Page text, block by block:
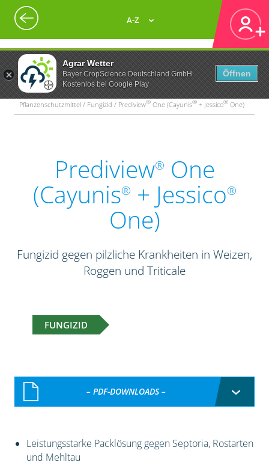
Agrar Wetter
Bayer CropScience Deutschland GmbH
Kostenlos bei Google Play
Öffnen
A-Z
Pflanzenschutzmittel / Fungizid / Prediview® One (Cayunis® + Jessico® One)
Prediview® One
(Cayunis® + Jessico®
One)
Fungizid gegen pilzliche Krankheiten in Weizen,
Roggen und Triticale
FUNGIZID
– PDF-DOWNLOADS –
Leistungsstarke Packlösung gegen Septoria, Rostarten
und Mehltau